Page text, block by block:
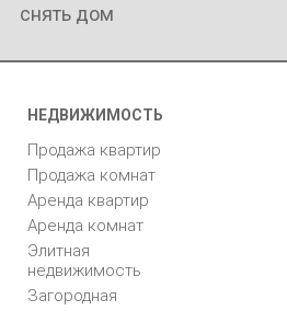
снять дом
НЕДВИЖИМОСТЬ
Продажа квартир
Продажа комнат
Аренда квартир
Аренда комнат
Элитная
недвижимость
Загородная